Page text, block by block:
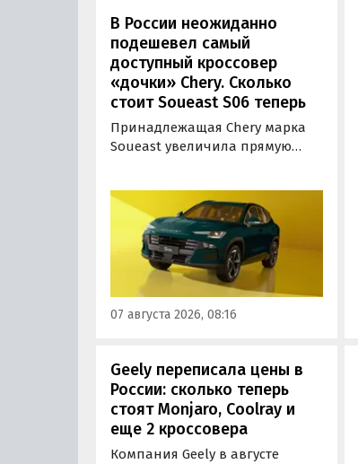
В России неожиданно
подешевел самый
доступный кроссовер
«дочки» Chery. Сколько
стоит Soueast S06 теперь
Принадлежащая Chery марка
Soueast увеличила прямую
России на 100 тыс. рублей.
Теперь при его покупке можно
сэкономить рекордные 250 тыс.
рублей, узнали «Автоновости
дня» в ходе мониторинга
прайс-листов марки.
07 августа 2026, 08:16
Geely переписала цены в
России: сколько теперь
стоят Monjaro, Coolray и
еще 2 кроссовера
Компания Geely в августе